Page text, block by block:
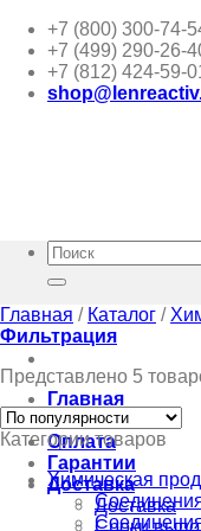
Skip
content
+7 (800) 300-74-
+7 (499) 290-26-
+7 (812) 424-59-
Главная
Каталог
Оплата
Гарантии
Доставка
Доставка
Сроки
Искать:
Главная / Каталог /
Фильтрация
Представлено 5
Категории товаров
Химическая